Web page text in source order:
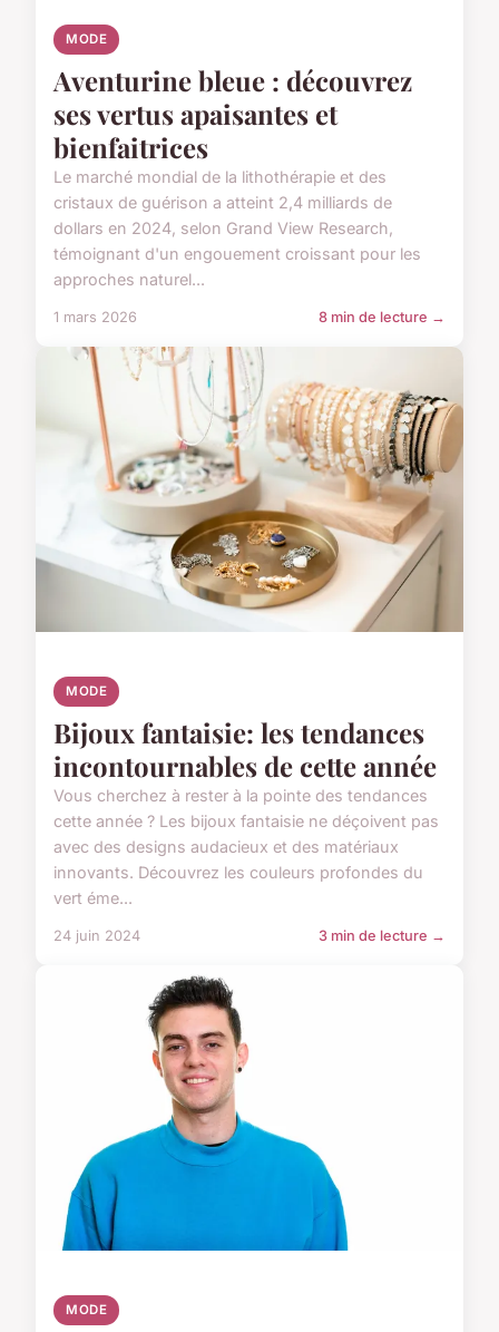
MODE
Aventurine bleue : découvrez
ses vertus apaisantes et
bienfaitrices
Le marché mondial de la lithothérapie et des
cristaux de guérison a atteint 2,4 milliards de
dollars en 2024, selon Grand View Research,
témoignant d'un engouement croissant pour les
approches naturel...
1 mars 2026 8 min de lecture →
MODE
Bijoux fantaisie: les tendances
incontournables de cette année
Vous cherchez à rester à la pointe des tendances
cette année ? Les bijoux fantaisie ne déçoivent pas
avec des designs audacieux et des matériaux
innovants. Découvrez les couleurs profondes du
vert éme...
24 juin 2024 3 min de lecture →
MODE